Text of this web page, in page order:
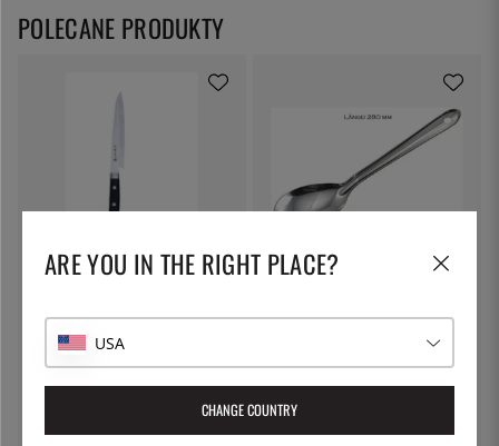
PRO HOUSE
301 zł
ÖSTLIN
POLECANE PRODUKTY
ARE YOU IN THE RIGHT PLACE?
USA
CHANGE COUNTRY